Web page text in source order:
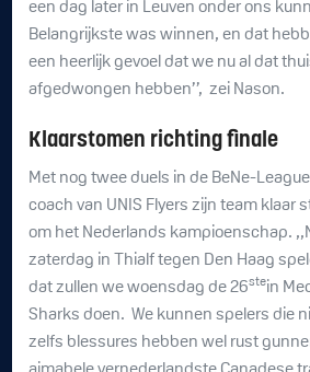
een dag later in Leuven onder ons
Belangrijkste was winnen, en dat
een heerlijk gevoel dat we nu al dat
afgedwongen hebben’’, zei Nason.
Klaarstomen richting finale
Met nog twee duels in de BeNe-
coach van UNIS Flyers zijn team klaar
om het Nederlands kampioenschap.
zaterdag in Thialf tegen Den Haag
dat zullen we woensdag de 26stein
Sharks doen. We kunnen spelers die
zelfs blessures hebben wel rust